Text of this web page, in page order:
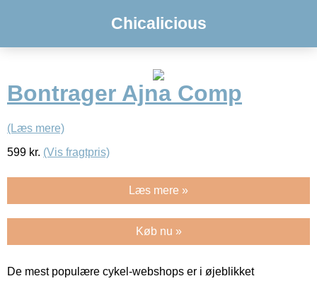
Chicalicious
Bontrager Ajna Comp
(Læs mere)
599 kr. (Vis fragtpris)
Læs mere »
Køb nu »
De mest populære cykel-webshops er i øjeblikket